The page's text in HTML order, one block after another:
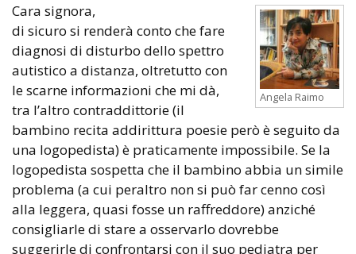
Angela Raimo
Cara signora,
di sicuro si renderà conto che fare
diagnosi di disturbo dello spettro
autistico a distanza, oltretutto con
le scarne informazioni che mi dà,
tra l’altro contraddittorie (il
bambino recita addirittura poesie però è seguito da
una logopedista) è praticamente impossibile. Se la
logopedista sospetta che il bambino abbia un simile
problema (a cui peraltro non si può far cenno così
alla leggera, quasi fosse un raffreddore) anziché
consigliarle di stare a osservarlo dovrebbe
suggerirle di confrontarsi con il suo pediatra per